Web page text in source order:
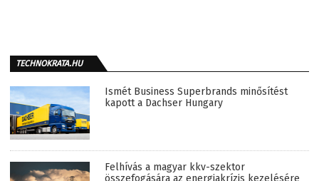
TECHNOKRATA.HU
Ismét Business Superbrands minősítést
kapott a Dachser Hungary
Felhívás a magyar kkv-szektor
összefogására az energiakrízis kezelésére